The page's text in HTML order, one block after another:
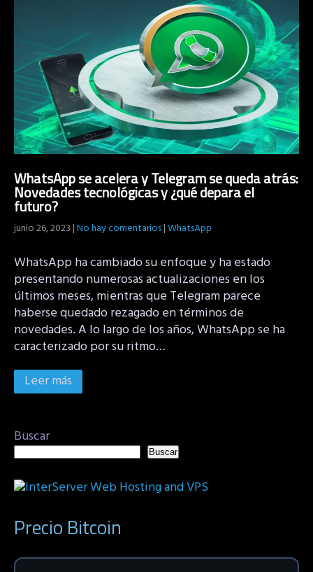
WhatsApp se acelera y Telegram se queda atrás:
Novedades tecnológicas y ¿qué depara el
futuro?
junio 26, 2023|No hay comentarios|WhatsApp
WhatsApp ha cambiado su enfoque y ha estado
presentando numerosas actualizaciones en los
últimos meses, mientras que Telegram parece
haberse quedado rezagado en términos de
novedades. A lo largo de los años, WhatsApp se ha
caracterizado por su ritmo…
Leer más
Buscar
Buscar
Precio Bitcoin